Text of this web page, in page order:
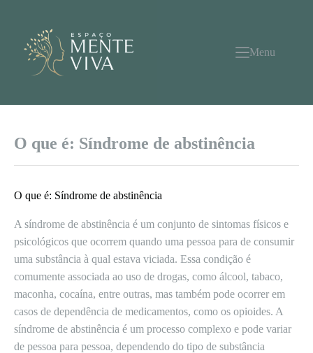
conteúdo
Menu
O que é: Síndrome de abstinência
O que é: Síndrome de abstinência
A síndrome de abstinência é um conjunto de sintomas físicos e
psicológicos que ocorrem quando uma pessoa para de consumir
uma substância à qual estava viciada. Essa condição é
comumente associada ao uso de drogas, como álcool, tabaco,
maconha, cocaína, entre outras, mas também pode ocorrer em
casos de dependência de medicamentos, como os opioides. A
síndrome de abstinência é um processo complexo e pode variar
de pessoa para pessoa, dependendo do tipo de substância